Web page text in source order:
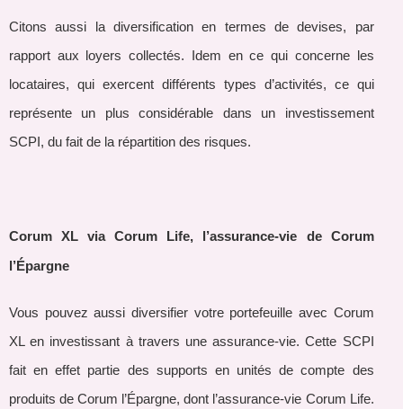
Citons aussi la diversification en termes de devises, par
rapport aux loyers collectés. Idem en ce qui concerne les
locataires, qui exercent différents types d’activités, ce qui
représente un plus considérable dans un investissement
SCPI, du fait de la répartition des risques.
Corum XL via Corum Life, l’assurance-vie de Corum
l’Épargne
Vous pouvez aussi diversifier votre portefeuille avec Corum
XL en investissant à travers une assurance-vie. Cette SCPI
fait en effet partie des supports en unités de compte des
produits de Corum l’Épargne, dont l’assurance-vie Corum Life.